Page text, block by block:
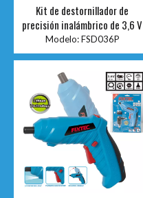
Kit de destornillador de
precisión inalámbrico de 3,6 V
Modelo: FSD036P